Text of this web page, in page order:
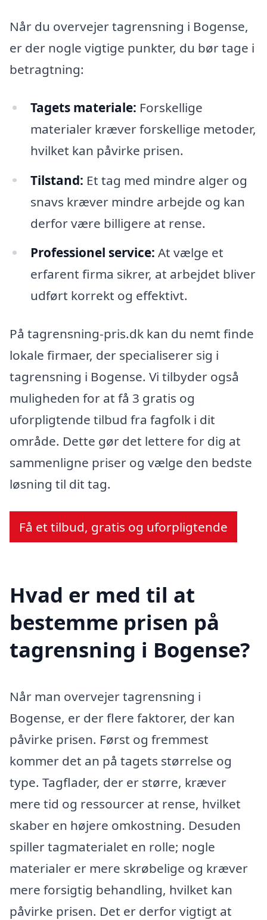
Når du overvejer tagrensning i Bogense,
er der nogle vigtige punkter, du bør tage i
betragtning:
Tagets materiale: Forskellige
materialer kræver forskellige metoder,
hvilket kan påvirke prisen.
Tilstand: Et tag med mindre alger og
snavs kræver mindre arbejde og kan
derfor være billigere at rense.
Professionel service: At vælge et
erfarent firma sikrer, at arbejdet bliver
udført korrekt og effektivt.
På tagrensning-pris.dk kan du nemt finde
lokale firmaer, der specialiserer sig i
tagrensning i Bogense. Vi tilbyder også
muligheden for at få 3 gratis og
uforpligtende tilbud fra fagfolk i dit
område. Dette gør det lettere for dig at
sammenligne priser og vælge den bedste
løsning til dit tag.
Få et tilbud, gratis og uforpligtende
Hvad er med til at
bestemme prisen på
tagrensning i Bogense?
Når man overvejer tagrensning i
Bogense, er der flere faktorer, der kan
påvirke prisen. Først og fremmest
kommer det an på tagets størrelse og
type. Tagflader, der er større, kræver
mere tid og ressourcer at rense, hvilket
skaber en højere omkostning. Desuden
spiller tagmaterialet en rolle; nogle
materialer er mere skrøbelige og kræver
mere forsigtig behandling, hvilket kan
påvirke prisen. Det er derfor vigtigt at